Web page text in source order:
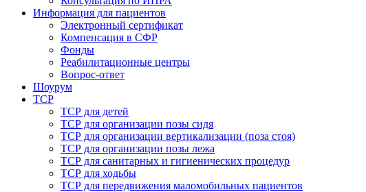
Информация для пациентов
Электронный сертификат
Компенсация в СФР
Фонды
Реабилитационные центры
Вопрос-ответ
Шоурум
ТСР
ТСР для детей
ТСР для организации позы сидя
ТСР для организации вертикализации (поза стоя)
ТСР для организации позы лежа
ТСР для санитарных и гигиенических процедур
ТСР для ходьбы
ТСР для передвижения маломобильных пациентов